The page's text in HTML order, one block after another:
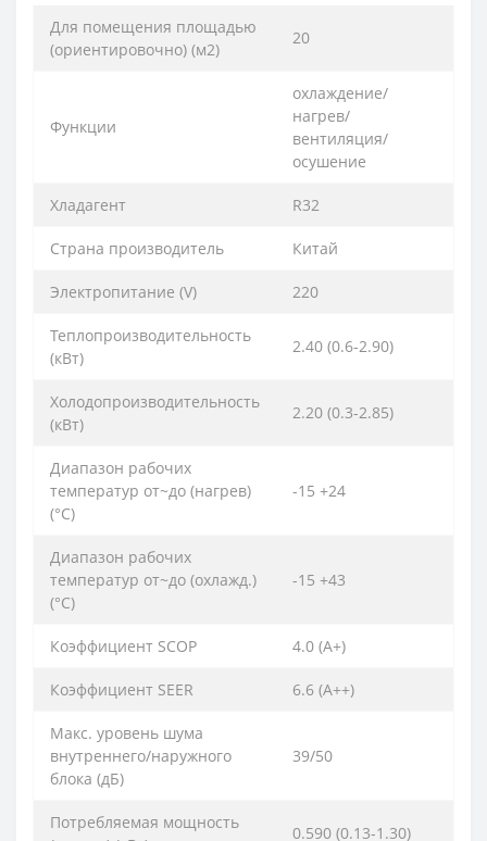
Для помещения площадью
(ориентировочно) (м2)
20
Функции
охлаждение/
нагрев/
вентиляция/
осушение
Хладагент R32
Страна производитель Китай
Электропитание (V) 220
Теплопроизводительность
(кВт)
2.40 (0.6-2.90)
Холодопроизводительность
(кВт)
2.20 (0.3-2.85)
Диапазон рабочих
температур от~до (нагрев)
(°C)
-15 +24
Диапазон рабочих
температур от~до (охлажд.)
(°C)
-15 +43
Коэффициент SCOP 4.0 (A+)
Коэффициент SEER 6.6 (А++)
Макс. уровень шума
внутреннего/наружного
блока (дБ)
39/50
Потребляемая мощность
0.590 (0.13-1.30)